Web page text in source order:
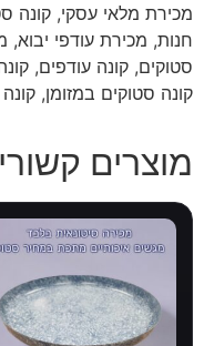
מכירת מלאי עסקי, קונה
חנות, מכירת עודפי יבוא,
סטוקים, קונה עודפים,
קונה סטוקים במזומן,
מוצרים